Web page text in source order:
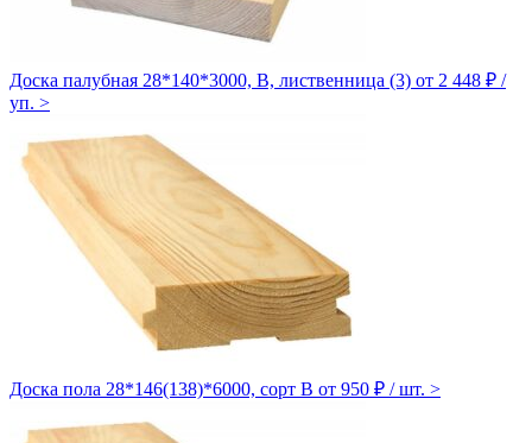
Доска палубная 28*140*3000, В, лиственница (3) от 2 448 ₽ /
уп. >
Доска пола 28*146(138)*6000, сорт B от 950 ₽ / шт. >